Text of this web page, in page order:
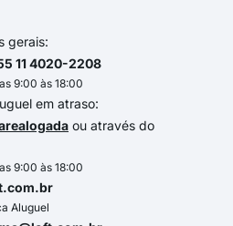
gerais:
11 4020-2208
9:00 às 18:00
em atraso:
ou através do
9:00 às 18:00
Aluguel